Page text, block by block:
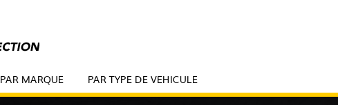
PAR MARQUE PAR TYPE DE VEHICULE